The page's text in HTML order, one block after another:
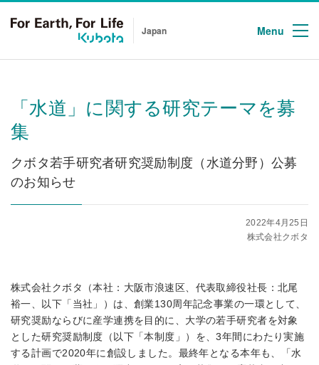
Japan Menu
「水道」に関する研究テーマを募
集
クボタ若手研究者研究奨励制度（水道分野）公募
のお知らせ
2022年4月25日
株式会社クボタ
株式会社クボタ（本社：大阪市浪速区、代表取締役社長：北尾
裕一、以下「当社」）は、創業130周年記念事業の一環として、
研究奨励ならびに産学連携を目的に、大学の若手研究者を対象
とした研究奨励制度（以下「本制度」）を、3年間にわたり実施
する計画で2020年に創設しました。最終年となる本年も、「水